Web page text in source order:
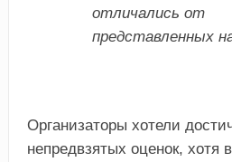
отличались от
представленных
Организаторы хотели
непредвзятых оценок, хотя